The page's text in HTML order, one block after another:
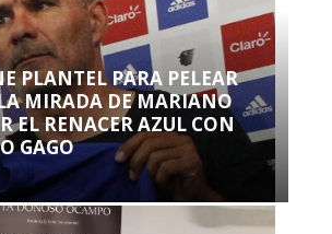
PLANTEL PARA PELEAR
MIRADA DE MARIANO
EL RENACER AZUL CON
GAGO